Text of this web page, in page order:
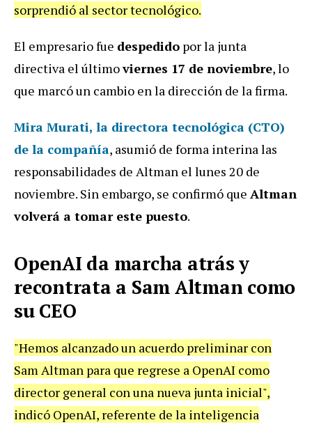
sorprendió al sector tecnológico.
El empresario fue despedido por la junta
directiva el últimoviernes 17 de noviembre, lo
que marcó un cambio en la dirección de la firma.
Mira Murati, la directora tecnológica (CTO)
de la compañía, asumió de forma interina las
responsabilidades de Altman el lunes 20 de
noviembre. Sin embargo, se confirmó que Altman
volverá a tomar este puesto.
OpenAI da marcha atrás y
recontrata a Sam Altman como
su CEO
"Hemos alcanzado un acuerdo preliminar con
Sam Altman para que regrese a OpenAI como
director general con una nueva junta inicial",
indicó OpenAI, referente de la inteligencia